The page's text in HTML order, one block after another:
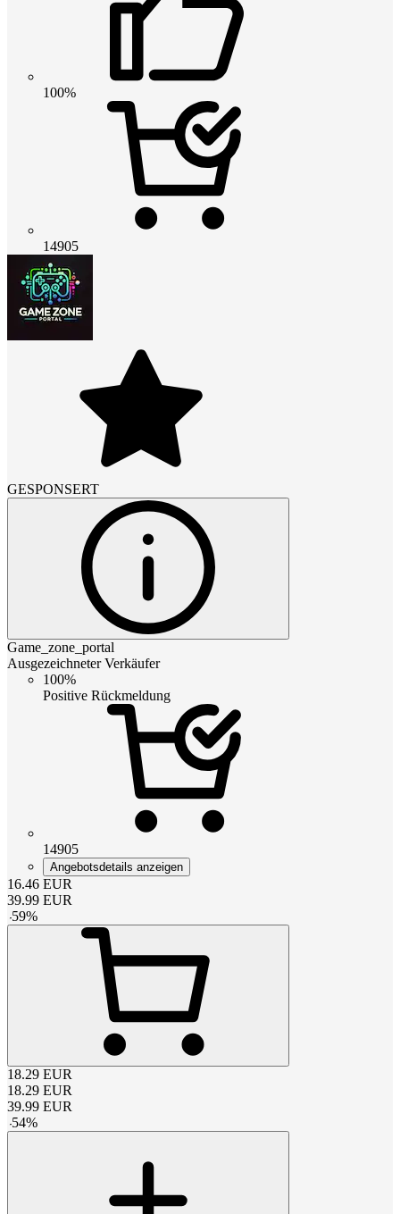
100%
14905
GESPONSERT
Game_zone_portal
Ausgezeichneter Verkäufer
100%
Positive Rückmeldung
14905
Angebotsdetails anzeigen
16.46 EUR
39.99 EUR
-59%
18.29 EUR
18.29 EUR
39.99 EUR
-54%